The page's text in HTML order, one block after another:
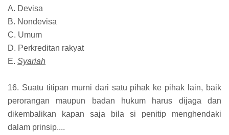
A. Devisa
B. Nondevisa
C. Umum
D. Perkreditan rakyat
E. Syariah
16. Suatu titipan murni dari satu pihak ke pihak lain, baik
perorangan maupun badan hukum harus dijaga dan
dikembalikan kapan saja bila si penitip menghendaki
dalam prinsip....